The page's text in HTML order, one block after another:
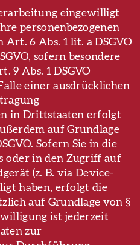
eingewilligt
personenbezogenen
6 Abs. 1 lit. a DSGVO
sofern besondere
9 Abs. 1 DSGVO
einer ausdrücklichen
in Drittstaaten erfolgt
auf Grundlage
Sofern Sie in die
oder in den Zugriff auf
(z. B. via Device-
haben, erfolgt die
auf Grundlage von §
ist jederzeit
zur